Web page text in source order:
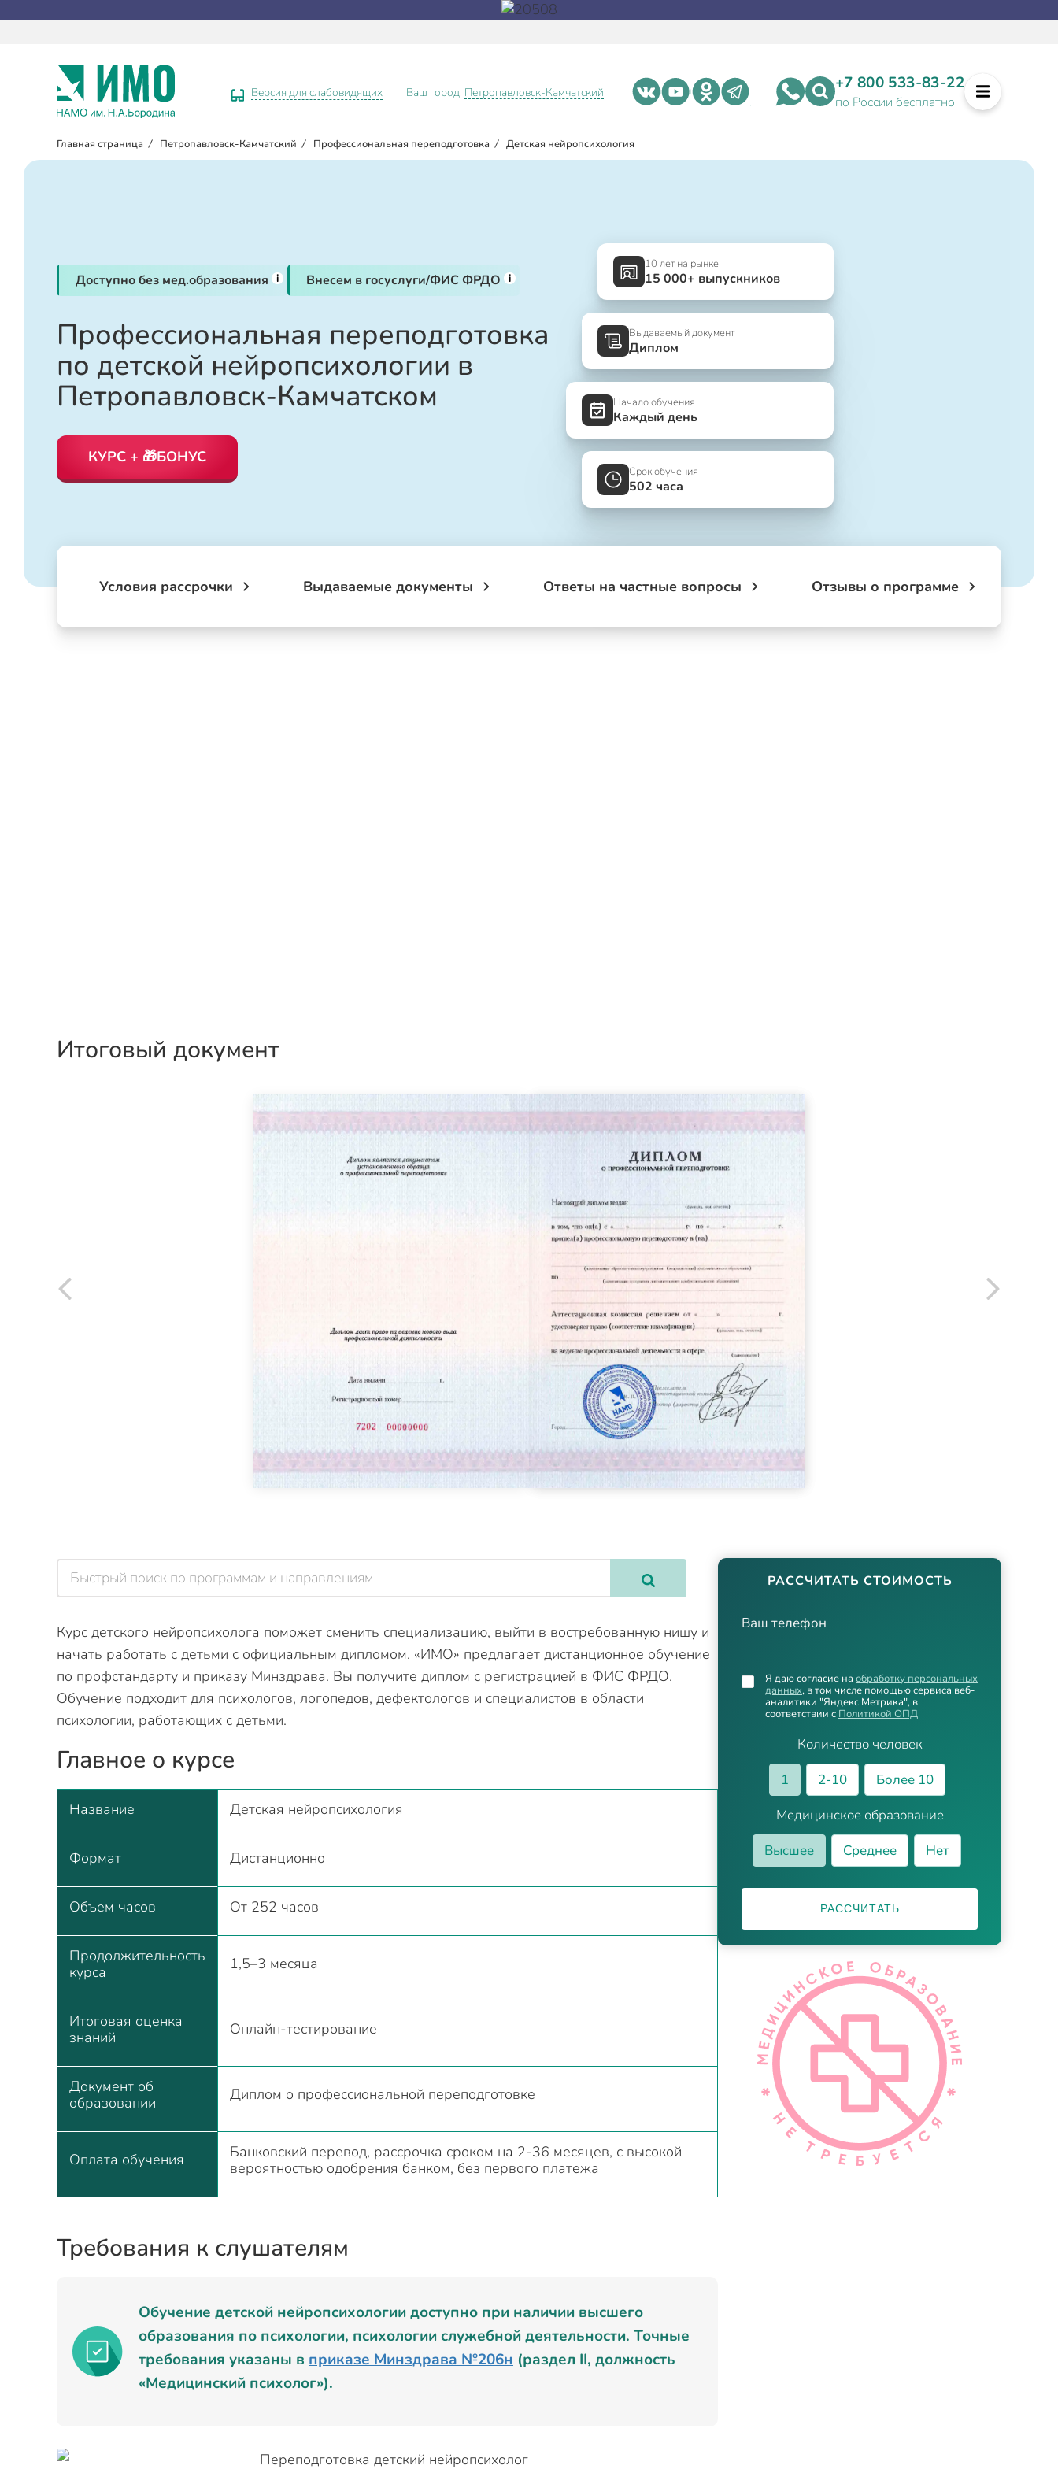
Версия для слабовидящих Ваш город: Петропавловск-Камчатский +7 800 533-83-22
по России бесплатно
Главная страница / Петропавловск-Камчатский / Профессиональная переподготовка / Детская нейропсихология
Доступно без мед.образования i Внесем в госуслуги/ФИС ФРДО i
Профессиональная переподготовка
по детской нейропсихологии в
Петропавловск-Камчатском
КУРС + 🎁БОНУС
10 лет на рынке
15 000+ выпускников
Выдаваемый документ
Диплом
Начало обучения
Каждый день
Срок обучения
502 часа
Условия рассрочки Выдаваемые документы Ответы на частные вопросы Отзывы о программе
Итоговый документ
РАССЧИТАТЬ СТОИМОСТЬ
Ваш телефон
Количество человек
1
2-10
Более 10
Медицинское образование
Высшее
Среднее Нет
Я даю согласие на обработку персональных
данных, в том числе помощью сервиса веб-
аналитики "Яндекс.Метрика", в
соответствии с Политикой ОПД
РАССЧИТАТЬ
Курс детского нейропсихолога поможет сменить специализацию, выйти в востребованную нишу и
начать работать с детьми с официальным дипломом. «ИМО» предлагает дистанционное обучение
по профстандарту и приказу Минздрава. Вы получите диплом с регистрацией в ФИС ФРДО.
Обучение подходит для психологов, логопедов, дефектологов и специалистов в области
психологии, работающих с детьми.
Главное о курсе
Название Детская нейропсихология
Формат Дистанционно
Объем часов От 252 часов
Продолжительность
курса
1,5–3 месяца
Итоговая оценка
знаний
Онлайн-тестирование
Документ об
образовании
Диплом о профессиональной переподготовке
Оплата обучения
Банковский перевод, рассрочка сроком на 2-36 месяцев, с высокой
вероятностью одобрения банком, без первого платежа
Требования к слушателям
Обучение детской нейропсихологии доступно при наличии высшего
образования по психологии, психологии служебной деятельности. Точные
требования указаны в приказе Минздрава №206н (раздел II, должность
«Медицинский психолог»).